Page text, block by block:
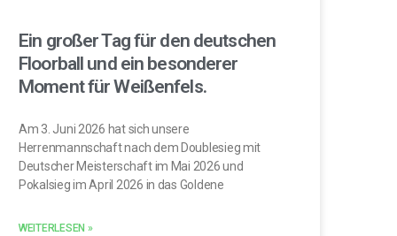
Ein großer Tag für den deutschen
Floorball und ein besonderer
Moment für Weißenfels.
Am 3. Juni 2026 hat sich unsere
Herrenmannschaft nach dem Doublesieg mit
Deutscher Meisterschaft im Mai 2026 und
Pokalsieg im April 2026 in das Goldene
WEITERLESEN »